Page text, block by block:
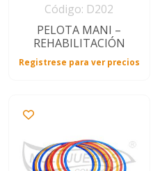
Código: D202
PELOTA MANI –
REHABILITACIÓN
Registrese para ver precios